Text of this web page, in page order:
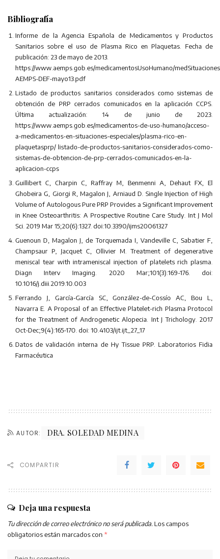
Bibliografía
Informe de la Agencia Española de Medicamentos y Productos
Sanitarios sobre el uso de Plasma Rico en Plaquetas. Fecha de
publicación: 23 de mayo de 2013.
https://www.aemps.gob.es/medicamentosUsoHumano/
AEMPS-DEF-mayo13.pdf
Listado de productos sanitarios considerados como sistemas de
obtención de PRP cerrados comunicados en la aplicación CCPS.
Última actualización: 14 de junio de 2023.
https://www.aemps.gob.es/medicamentos-de-uso-humano/acceso-
a-medicamentos-en-situaciones-especiales/plasma-rico-en-
plaquetasprp/ listado-de-productos-sanitarios-considerados-como-
sistemas-de-obtencion-de-prp-cerrados-comunicados-en-la-
aplicacion-ccps
Guillibert C, Charpin C, Raffray M, Benmenni A, Dehaut FX, El
Ghobeira G, Giorgi R, Magalon J, Arniaud D. Single Injection of High
Volume of Autologous Pure PRP Provides a Significant Improvement
in Knee Osteoarthritis: A Prospective Routine Care Study. Int J Mol
Sci. 2019 Mar 15;20(6):1327. doi:10.3390/ijms20061327
Guenoun D, Magalon J, de Torquemada I, Vandeville C, Sabatier F,
Champsaur P, Jacquet C, Ollivier M. Treatment of degenerative
meniscal tear with intrameniscal injection of platelets rich plasma.
Diagn Interv Imaging. 2020 Mar;101(3):169-176. doi:
10.1016/j.diii.2019.10.003
Ferrando J, García-García SC, González-de-Cossío AC, Bou L,
Navarra E. A Proposal of an Effective Platelet-rich Plasma Protocol
for the Treatment of Androgenetic Alopecia. Int J Trichology. 2017
Oct-Dec;9(4):165-170. doi: 10.4103/ijt.ijt_27_17
Datos de validación interna de Hy Tissue PRP. Laboratorios Fidia
Farmacéutica
AUTOR: DRA. SOLEDAD MEDINA
COMPARTIR
Deja una respuesta
Tu dirección de correo electrónico no será publicada. Los campos
obligatorios están marcados con *